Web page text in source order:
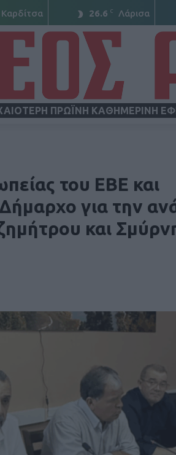
Καρδίτσα 26.6 C Λάρισα
ΠΡΩΪΝΗ ΚΑΘΗΜΕΡΙΝΗ
ΑΓΩΝ
του ΕΒΕ και
για την
και